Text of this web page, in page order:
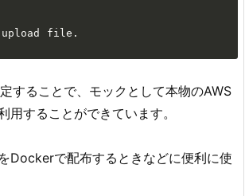
upload file.
することで、モックとして本物のAWS
用することができています。
Dockerで配布するときなどに便利に使